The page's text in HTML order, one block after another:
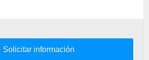
Solicitar información